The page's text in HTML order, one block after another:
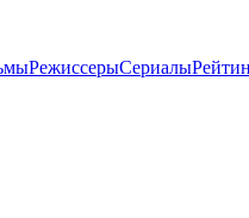
РежиссерыСериалы